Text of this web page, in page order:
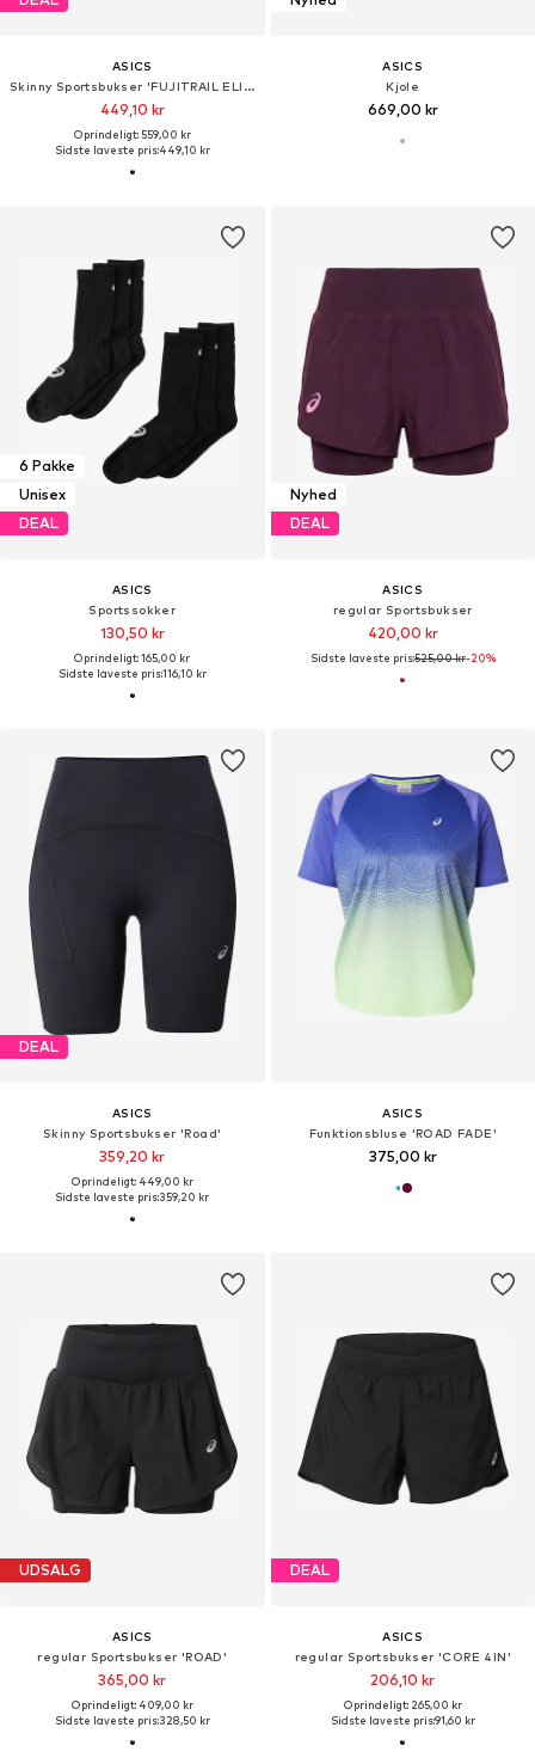
ASICS
Skinny Sportsbukser 'FUJITRAIL ELITE SPRINTER'
449,10 kr
Oprindeligt: 559,00 kr
Sidste laveste pris:449,10 kr
ASICS
Kjole
669,00 kr
6 Pakke
Unisex
DEAL
ASICS
Sportssokker
130,50 kr
Oprindeligt: 165,00 kr
Sidste laveste pris:116,10 kr
Nyhed
DEAL
ASICS
regular Sportsbukser
420,00 kr
Sidste laveste pris:525,00 kr-20%
DEAL
ASICS
Skinny Sportsbukser 'Road'
359,20 kr
Oprindeligt: 449,00 kr
Sidste laveste pris:359,20 kr
ASICS
Funktionsbluse 'ROAD FADE'
375,00 kr
UDSALG
ASICS
regular Sportsbukser 'ROAD'
365,00 kr
Oprindeligt: 409,00 kr
Sidste laveste pris:328,50 kr
DEAL
ASICS
regular Sportsbukser 'CORE 4IN'
206,10 kr
Oprindeligt: 265,00 kr
Sidste laveste pris:91,60 kr